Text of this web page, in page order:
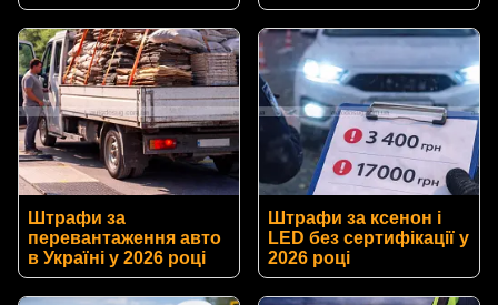
Штрафи за
перевантаження авто
в Україні у 2026 році
Штрафи за ксенон і
LED без сертифікації у
2026 році